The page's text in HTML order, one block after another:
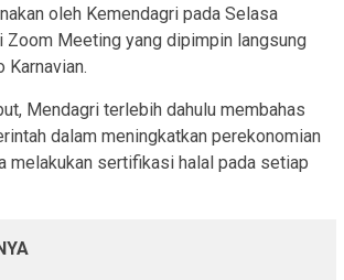
oleh Kemendagri pada Selasa
Meeting yang dipimpin langsung
Karnavian.
Mendagri terlebih dahulu membahas
dalam meningkatkan perekonomian
melakukan sertifikasi halal pada setiap